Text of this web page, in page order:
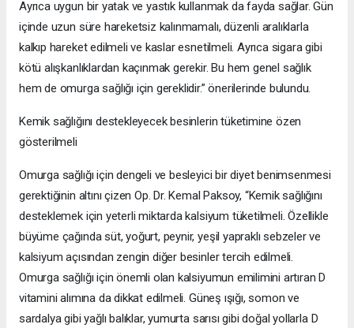
Ayrıca uygun bir yatak ve yastık kullanmak da fayda sağlar. Gün
içinde uzun süre hareketsiz kalınmamalı, düzenli aralıklarla
kalkıp hareket edilmeli ve kaslar esnetilmeli. Ayrıca sigara gibi
kötü alışkanlıklardan kaçınmak gerekir. Bu hem genel sağlık
hem de omurga sağlığı için gereklidir.” önerilerinde bulundu.
Kemik sağlığını destekleyecek besinlerin tüketimine özen
gösterilmeli
Omurga sağlığı için dengeli ve besleyici bir diyet benimsenmesi
gerektiğinin altını çizen Op. Dr. Kemal Paksoy, “Kemik sağlığını
desteklemek için yeterli miktarda kalsiyum tüketilmeli. Özellikle
büyüme çağında süt, yoğurt, peynir, yeşil yapraklı sebzeler ve
kalsiyum açısından zengin diğer besinler tercih edilmeli.
Omurga sağlığı için önemli olan kalsiyumun emilimini artıran D
vitamini alımına da dikkat edilmeli. Güneş ışığı, somon ve
sardalya gibi yağlı balıklar, yumurta sarısı gibi doğal yollarla D